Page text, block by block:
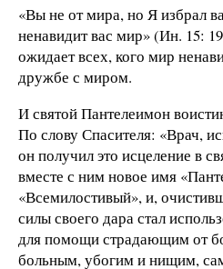
«Вы не от мира, но Я избрал
ненавидит вас мир» (Ин. 15:
ожидает всех, кого мир
дружбе с миром.
И святой Пантелеимон
По слову Спасителя: «Врач,
он получил это исцеление в
вместе с ним новое имя
«Всемилостивый», и,
силы своего дара стал
для помощи страдающим от
больным, убогим и нищим,